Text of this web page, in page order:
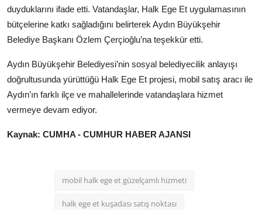
duyduklarını ifade etti. Vatandaşlar, Halk Ege Et uygulamasının
bütçelerine katkı sağladığını belirterek Aydın Büyükşehir
Belediye Başkanı Özlem Çerçioğlu’na teşekkür etti.
Aydın Büyükşehir Belediyesi’nin sosyal belediyecilik anlayışı
doğrultusunda yürüttüğü Halk Ege Et projesi, mobil satış aracı ile
Aydın’ın farklı ilçe ve mahallelerinde vatandaşlara hizmet
vermeye devam ediyor.
Kaynak: CUMHA - CUMHUR HABER AJANSI
mobil halk ege et güzelçamlı hizmeti
halk ege et kuşadası satış noktası